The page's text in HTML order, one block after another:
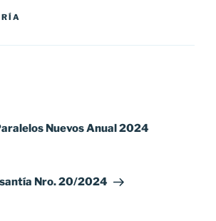
Nuevos Anual 2024
Nro. 20/2024